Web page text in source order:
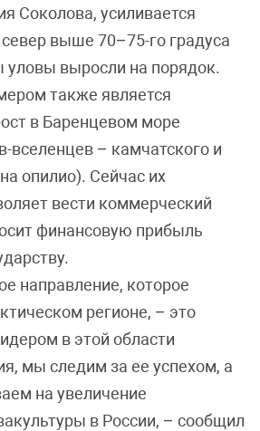
Соколова, усиливается
выше 70–75-го градуса
уловы выросли на порядок.
также является
в Баренцевом море
вселенцев – камчатского и
опилио). Сейчас их
вести коммерческий
финансовую прибыль
направление, которое
регионе, – это
в этой области
мы следим за ее успехом, а
на увеличение
в России, – сообщил